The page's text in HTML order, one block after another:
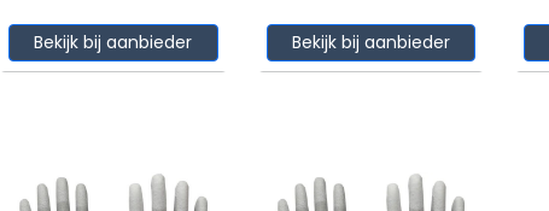
Bekijk bij aanbieder Bekijk bij aanbieder